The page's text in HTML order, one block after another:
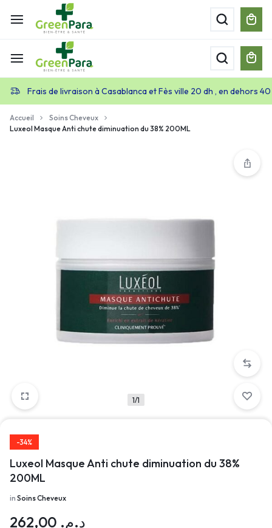
Frais de livraison à Casablanca et Fès ville 20 dh , en dehors
Accueil
Soins Cheveux
Luxeol Masque Anti chute diminuation du 38% 200ML
1/1
-34%
Luxeol Masque Anti chute diminuation du 38%
200ML
in Soins Cheveux
د.م.